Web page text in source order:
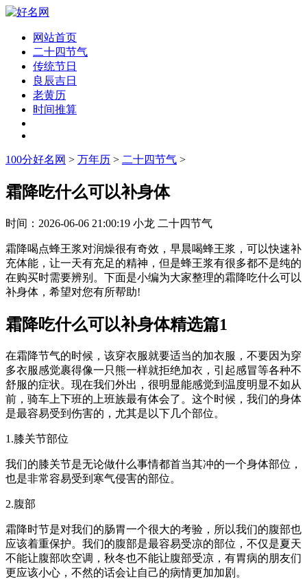
网站首页
二十四节气
传统节日
良辰吉日
老黄历
时间推算
100分好名网 > 万年历 > 二十四节气 >
霜降吃什么可以补身体
时间： 2026-06-06 21:00:19 小龙 二十四节气
霜降喝点蜂王浆对润燥很有奇效，早晨喝蜂王浆，可以快速补
充体能，让一天有充足的精神，但是蜂王浆有很多都不是纯的
在购买时需要辨别。下面是小编为大家整理的霜降吃什么可以
补身体，希望对您有所帮助!
霜降吃什么可以补身体精选篇1
在霜降节气的时候，该穿衣服就要适当的加衣服，不要因为穿
多衣服感觉裹得像一只熊一样就拒绝加衣，引起感冒等各种不
舒服的症状。现在我们外出，很明显能感觉到温度明显不如从
前，骑车上下班的上班族最有体会了。这个时候，我们的身体
是最容易受到伤害的，尤其是以下几个部位。
1.膝关节部位
我们的膝关节是无论做什么事情都首当其冲的一个身体部位，
也是非常容易受到寒气侵害的部位。
2.腹部
霜降时节是对我们的肠胃一个很大的考验，所以我们的腹部也
应该着重保护。我们的腹部是最容易受凉的部位，不仅是夏天
不能让腹部吹空调，秋冬也不能让腹部受凉，有胃病的朋友们
更应该小心，不然的话会让自己的病情更加加剧。